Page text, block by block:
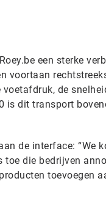
een sterke
voortaan
de
is dit transport
de interface: “We
die bedrijven
toevoegen